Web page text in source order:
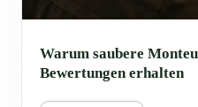
Warum saubere
Bewertungen erhalten